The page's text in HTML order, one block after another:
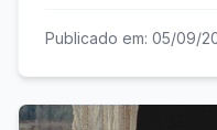
Publicado em: 05/09/